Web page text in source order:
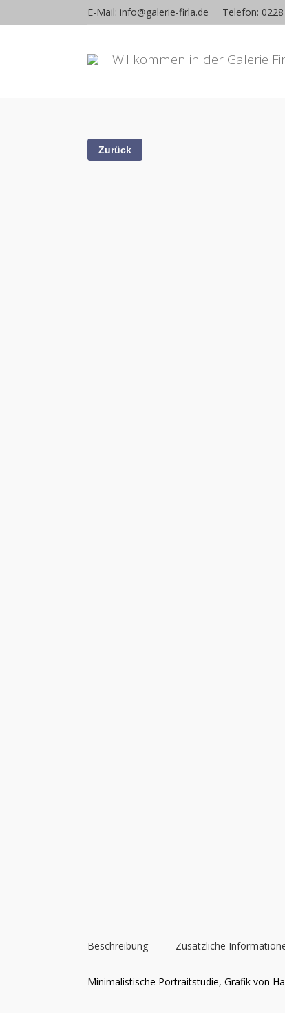
E-Mail: info@galerie-firla.de Telefon:
Willkommen in der Galerie
Beschreibung Zusätzliche
Minimalistische Portraitstudie, Grafik von